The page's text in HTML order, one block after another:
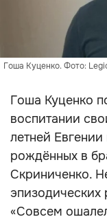
Гоша Куценко. Фото:
Гоша Куценко
воспитании
летней
рождённых в
Скриниченко.
«Совсем